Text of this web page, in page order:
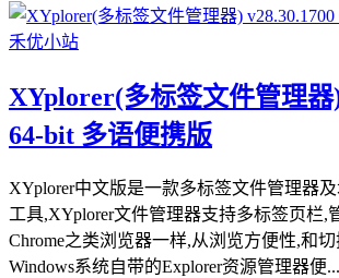
XYplorer(多标签文件管理器
64-bit 多语便携版
XYplorer中文版是一款多标签文件管理器
工具,XYplorer文件管理器支持多标签页栏,
Chrome之类浏览器一样,从浏览方便性,和
Windows系统自带的Explorer资源管理器便...